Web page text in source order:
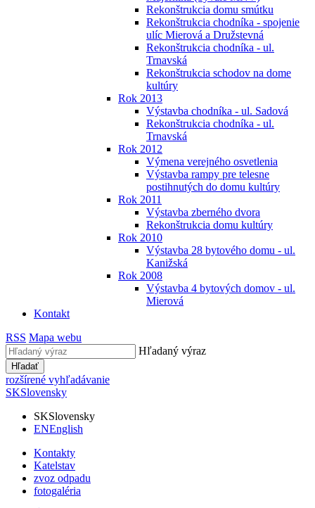
Rekonštrukcia domu smútku
Rekonštrukcia chodníka - spojenie
ulíc Mierová a Družstevná
Rekonštrukcia chodníka - ul.
Trnavská
Rekonštrukcia schodov na dome
kultúry
Rok 2013
Výstavba chodníka - ul. Sadová
Rekonštrukcia chodníka - ul.
Trnavská
Rok 2012
Výmena verejného osvetlenia
Výstavba rampy pre telesne
postihnutých do domu kultúry
Rok 2011
Výstavba zberného dvora
Rekonštrukcia domu kultúry
Rok 2010
Výstavba 28 bytového domu - ul.
Kanižská
Rok 2008
Výstavba 4 bytových domov - ul.
Mierová
Kontakt
RSS Mapa webu
Hľadaný výraz
Hľadať
rozšírené vyhľadávanie
SKSlovensky
SKSlovensky
ENEnglish
Kontakty
Katelstav
zvoz odpadu
fotogaléria